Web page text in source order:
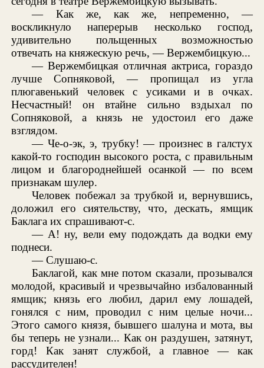
— Как же, как же, непременно, —
воскликнуло наперерыв несколько господ,
удивительно польщенных возможностью
отвечать на княжескую речь, — Вержембицкую...
— Вержембицкая отличная актриса, гораздо
лучше Сопняковой, — пропищал из угла
плюгавенький человек с усиками и в очках.
Несчастный! он втайне сильно вздыхал по
Сопняковой, а князь не удостоил его даже
взглядом.
— Че-о-эк, э, трубку! — произнес в галстух
какой-то господин высокого роста, с правильным
лицом и благороднейшей осанкой — по всем
признакам шулер.
Человек побежал за трубкой и, вернувшись,
доложил его сиятельству, что, дескать, ямщик
Баклага их спрашивают-с.
— А! ну, вели ему подождать да водки ему
поднеси.
— Слушаю-с.
Баклагой, как мне потом сказали, прозывался
молодой, красивый и чрезвычайно избалованный
ямщик; князь его любил, дарил ему лошадей,
гонялся с ним, проводил с ним целые ночи...
Этого самого князя, бывшего шалуна и мота, вы
бы теперь не узнали... Как он раздушен, затянут,
горд! Как занят службой, а главное — как
рассудителен!